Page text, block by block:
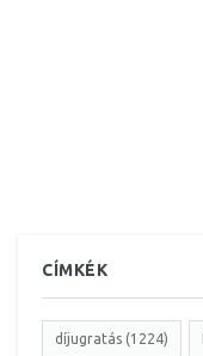
CÍMKÉK
díjugratás (1224)